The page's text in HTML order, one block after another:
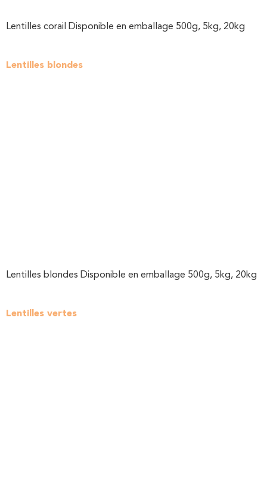
Lentilles corail Disponible en emballage 500g, 5kg, 20kg
Lentilles blondes
Lentilles blondes Disponible en emballage 500g, 5kg, 20kg
Lentilles vertes